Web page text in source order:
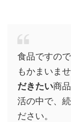
食品ですの
もかまいませ
だきたい商
活の中で、
ださい。